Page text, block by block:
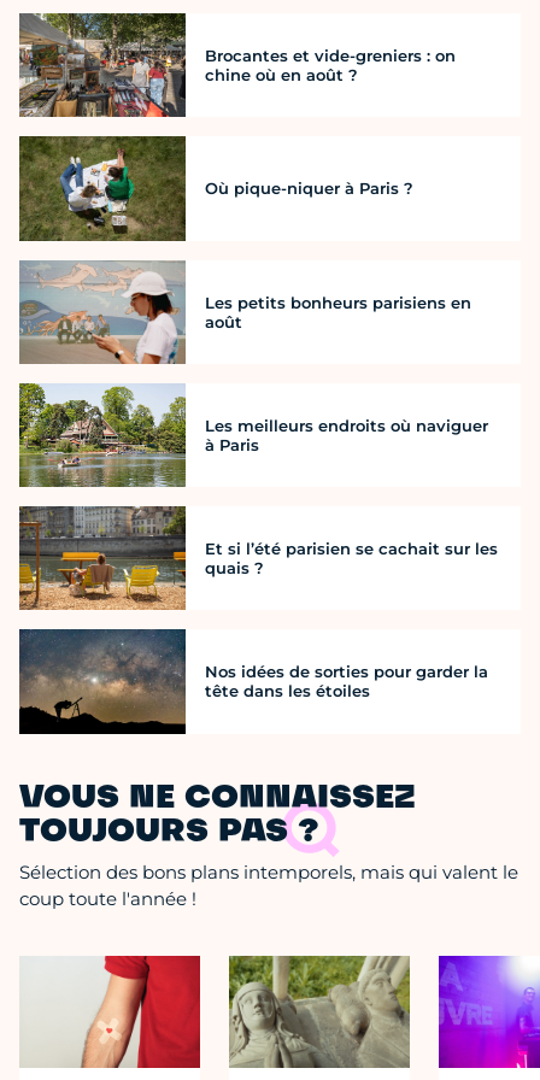
Brocantes et vide-greniers : on
chine où en août ?
Où pique-niquer à Paris ?
Les petits bonheurs parisiens en
août
Les meilleurs endroits où naviguer
à Paris
Et si l’été parisien se cachait sur les
quais ?
Nos idées de sorties pour garder la
tête dans les étoiles
VOUS NE CONNAISSEZ
TOUJOURS PAS ?
Sélection des bons plans intemporels, mais qui valent le
coup toute l'année !